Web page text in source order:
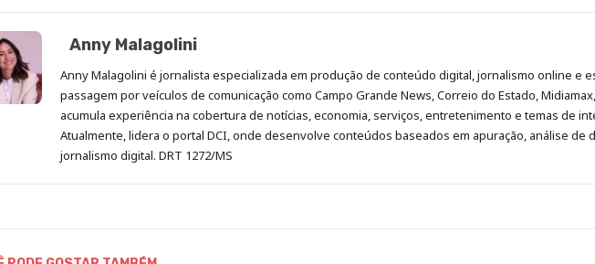
Anny Malagolini
Anny Malagolini é jornalista especializada em produção de conteúdo digital, jornalismo online e
passagem por veículos de comunicação como Campo Grande News, Correio do Estado,
acumula experiência na cobertura de notícias, economia, serviços, entretenimento e temas de
Atualmente, lidera o portal DCI, onde desenvolve conteúdos baseados em apuração, análise de
jornalismo digital. DRT 1272/MS